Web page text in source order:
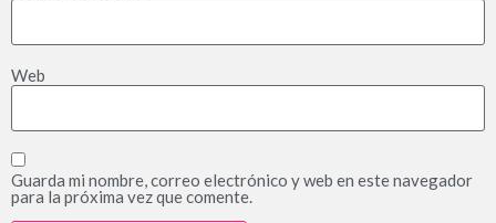
Web
Guarda mi nombre, correo electrónico y web en este navegador
para la próxima vez que comente.